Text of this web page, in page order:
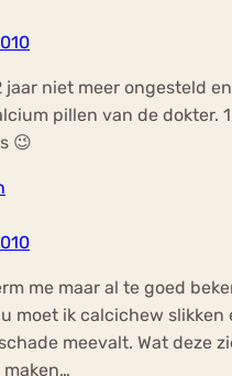
jaar niet meer ongesteld
pillen van de dokter.
😉
me maar al te goed
moet ik calcichew slikken
meevalt. Wat deze